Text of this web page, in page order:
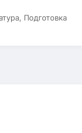
Подготовка